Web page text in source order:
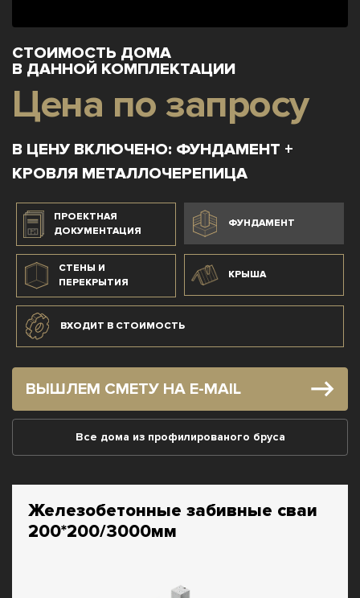
СТОИМОСТЬ ДОМА
В ДАННОЙ КОМПЛЕКТАЦИИ
Цена по запросу
В ЦЕНУ ВКЛЮЧЕНО: ФУНДАМЕНТ +
КРОВЛЯ МЕТАЛЛОЧЕРЕПИЦА
ПРОЕКТНАЯ
ДОКУМЕНТАЦИЯ
ФУНДАМЕНТ
СТЕНЫ И
ПЕРЕКРЫТИЯ
КРЫША
ВХОДИТ В СТОИМОСТЬ
ВЫШЛЕМ СМЕТУ НА E-MAIL
Все дома из профилированого бруса
Железобетонные забивные сваи
200*200/3000мм